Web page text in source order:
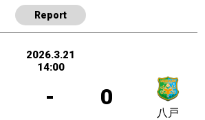
Report
2026.3.21
14:00
- 0
八戸